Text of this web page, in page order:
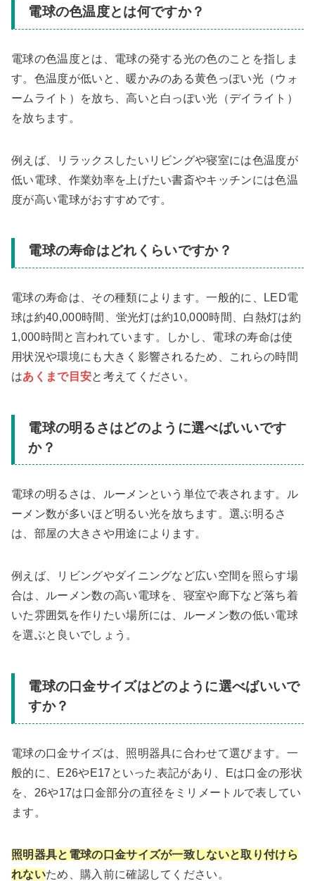
電球の色温度とは何ですか？
電球の色温度とは、電球の発する光の色のことを指しま
す。色温度が低いと、暖かみのある黄色っぽい光（ウォ
ームライト）を放ち、高いと白っぽい光（デイライト）
を放ちます。
例えば、リラックスしたいリビングや寝室には色温度が
低い電球、作業効率を上げたい書斎やキッチンには色温
度が高い電球がおすすめです。
電球の寿命はどれくらいですか？
電球の寿命は、その種類によります。一般的に、LED電
球は約40,000時間、蛍光灯は約10,000時間、白熱灯は約
1,000時間と言われています。しかし、電球の寿命は使
用状況や環境にも大きく影響されるため、これらの時間
はあくまで目安と考えてください。
電球の明るさはどのように選べばいいです
か？
電球の明るさは、ルーメンという単位で表されます。ル
ーメン数が多いほど明るい光を放ちます。選ぶ明るさ
は、部屋の大きさや用途によります。
例えば、リビングやダイニングなど広い空間を照らす場
合は、ルーメン数の高い電球を、寝室や廊下など落ち着
いた雰囲気を作りたい場所には、ルーメン数の低い電球
を選ぶと良いでしょう。
電球の口金サイズはどのように選べばいいで
すか？
電球の口金サイズは、照明器具に合わせて選びます。一
般的に、E26やE17といった表記があり、Eは口金の形状
を、26や17は口金部分の直径をミリメートルで表してい
ます。
照明器具と電球の口金サイズが一致しないと取り付けら
れないため、購入前に確認してください。